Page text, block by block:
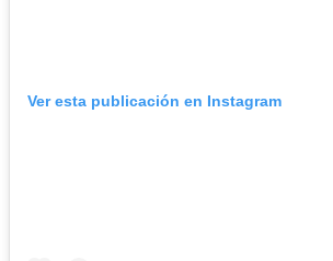
Ver esta publicación en Instagram